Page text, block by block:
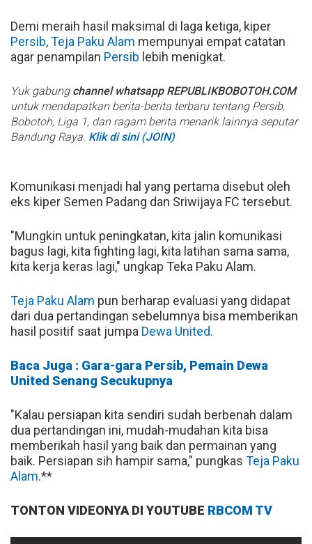
Demi meraih hasil maksimal di laga ketiga, kiper
Persib,Teja Paku Alam mempunyai empat catatan
agar penampilan Persib lebih menigkat.
Yuk gabung channel whatsapp REPUBLIKBOBOTOH.COM
untuk mendapatkan berita-berita terbaru tentang Persib,
Bobotoh, Liga 1, dan ragam berita menarik lainnya seputar
Bandung Raya. Klik di sini (JOIN)
Komunikasi menjadi hal yang pertama disebut oleh
eks kiper Semen Padang dan Sriwijaya FC tersebut.
"Mungkin untuk peningkatan, kita jalin komunikasi
bagus lagi, kita fighting lagi, kita latihan sama sama,
kita kerja keras lagi," ungkap Teka Paku Alam.
Teja Paku Alam pun berharap evaluasi yang didapat
dari dua pertandingan sebelumnya bisa memberikan
hasil positif saat jumpa Dewa United.
Baca Juga : Gara-gara Persib, Pemain Dewa
United Senang Secukupnya
"Kalau persiapan kita sendiri sudah berbenah dalam
dua pertandingan ini, mudah-mudahan kita bisa
memberikah hasil yang baik dan permainan yang
baik. Persiapan sih hampir sama," pungkas Teja Paku
Alam.**
TONTON VIDEONYA DI YOUTUBE RBCOM TV